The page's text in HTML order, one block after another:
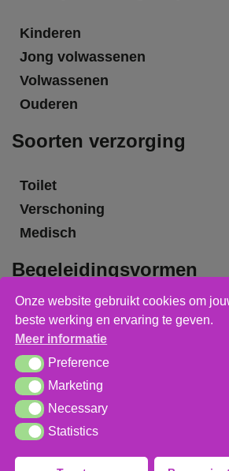
Kinderen
Jong volwassenen
Volwassenen
Ouderen
Soorten verzorging
Toilet
Verschoning
Medisch
Begeleidingsvormen
Grote groepsbegeleiding
Kleine groepsbegeleiding
Individuele begeleiding
cookieverklaring
Onze website gebruikt cookies om
beste werking en ervaring te geven.
Meer informatie
PreferencePreference
MarketingMarketing
NecessaryNecessary
StatisticsStatistics